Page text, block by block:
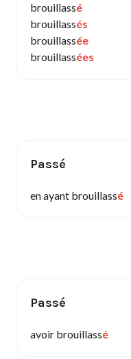
brouillassé
brouillassés
brouillassée
brouillassées
Passé
en ayant brouillassé
Passé
avoir brouillassé